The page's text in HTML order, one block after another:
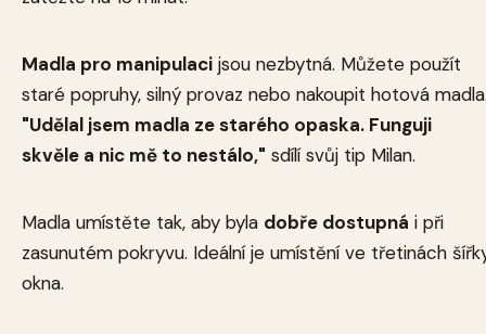
Madla pro manipulaci jsou nezbytná. Můžete použít
staré popruhy, silný provaz nebo nakoupit hotová
"Udělal jsem madla ze starého opaska. Funguji
skvěle a nic mě to nestálo," sdílí svůj tip Milan.
Madla umístěte tak, aby byla dobře dostupná i při
zasunutém pokryvu. Ideální je umístění ve třetinách
okna.